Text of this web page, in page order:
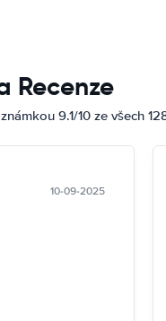
Recenze
9.1/10 ze všech
10-09-2025